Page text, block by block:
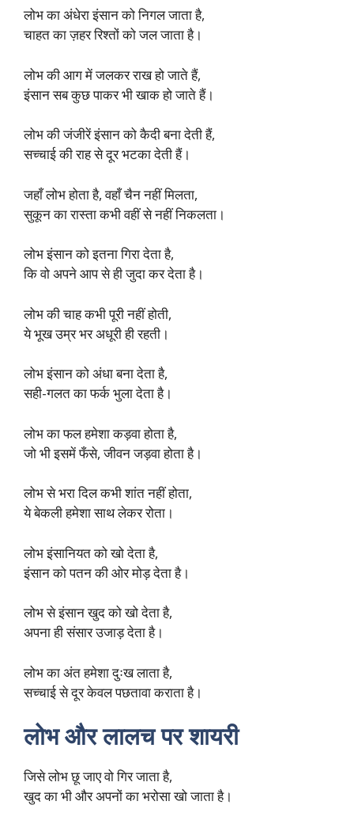
लोभ का अंधेरा इंसान को निगल जाता है,
चाहत का ज़हर रिश्तों को जल जाता है।
लोभ की आग में जलकर राख हो जाते हैं,
इंसान सब कुछ पाकर भी खाक हो जाते हैं।
लोभ की जंजीरें इंसान को कैदी बना देती हैं,
सच्चाई की राह से दूर भटका देती हैं।
जहाँ लोभ होता है, वहाँ चैन नहीं मिलता,
सुकून का रास्ता कभी वहीं से नहीं निकलता।
लोभ इंसान को इतना गिरा देता है,
कि वो अपने आप से ही जुदा कर देता है।
लोभ की चाह कभी पूरी नहीं होती,
ये भूख उम्र भर अधूरी ही रहती।
लोभ इंसान को अंधा बना देता है,
सही-गलत का फर्क भुला देता है।
लोभ का फल हमेशा कड़वा होता है,
जो भी इसमें फँसे, जीवन जड़वा होता है।
लोभ से भरा दिल कभी शांत नहीं होता,
ये बेकली हमेशा साथ लेकर रोता।
लोभ इंसानियत को खो देता है,
इंसान को पतन की ओर मोड़ देता है।
लोभ से इंसान खुद को खो देता है,
अपना ही संसार उजाड़ देता है।
लोभ का अंत हमेशा दुःख लाता है,
सच्चाई से दूर केवल पछतावा कराता है।
लोभ और लालच पर शायरी
जिसे लोभ छू जाए वो गिर जाता है,
खुद का भी और अपनों का भरोसा खो जाता है।